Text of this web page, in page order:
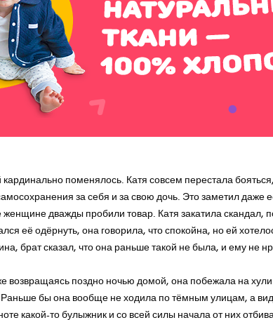
кардинально поменялось. Катя совсем перестала
за себя и за свою дочь. Это заметил даже
женщине дважды пробили товар. Катя закатила скандал,
её одёрнуть, она говорила, что спокойна, но ей
брат сказал, что она раньше такой не была, и ему не
возвращаясь поздно ночью домой, она побежала на
Раньше бы она вообще не ходила по тёмным улицам, а
какой-то булыжник и со всей силы начала от них